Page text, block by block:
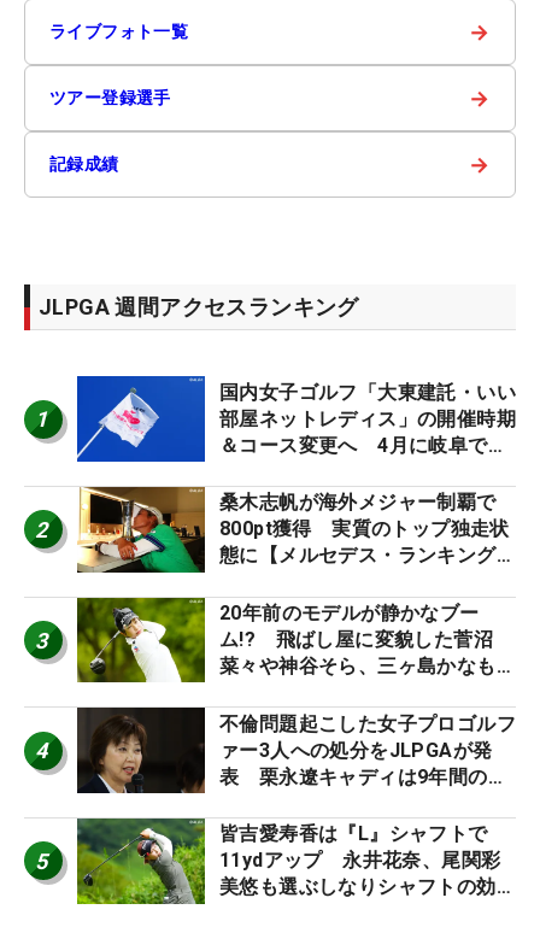
ライブフォト一覧 →
ツアー登録選手 →
記録成績 →
JLPGA 週間アクセスランキング
1
国内女子ゴルフ「大東建託・いい
部屋ネットレディス」の開催時期
＆コース変更へ 4月に岐阜で開
2
桑木志帆が海外メジャー制覇で
800pt獲得 実質のトップ独走状
態に【メルセデス・ランキング番
3
20年前のモデルが静かなブー
ム!? 飛ばし屋に変貌した菅沼
菜々や神谷そら、三ヶ島かなも使
ロたちの“飛ばしギア”】
4
不倫問題起こした女子プロゴルフ
ァー3人への処分をJLPGAが発
表 栗永遼キャディは9年間の立
5
皆吉愛寿香は『L』シャフトで
11ydアップ 永井花奈、尾関彩
美悠も選ぶしなりシャフトの効果